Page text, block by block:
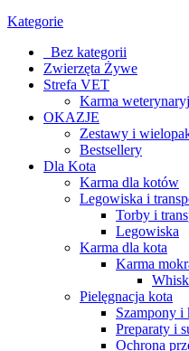
Kategorie
_Bez kategorii
Zwierzęta Żywe
Strefa VET
Karma
OKAZJE
Zestawy i
Bestsellery
Dla Kota
Karma dla kotów
Legowiska i
Torby i
Legowiska
Karma dla kota
Karma
Pielęgnacja kota
Szampony i
Preparaty i
Ochrona